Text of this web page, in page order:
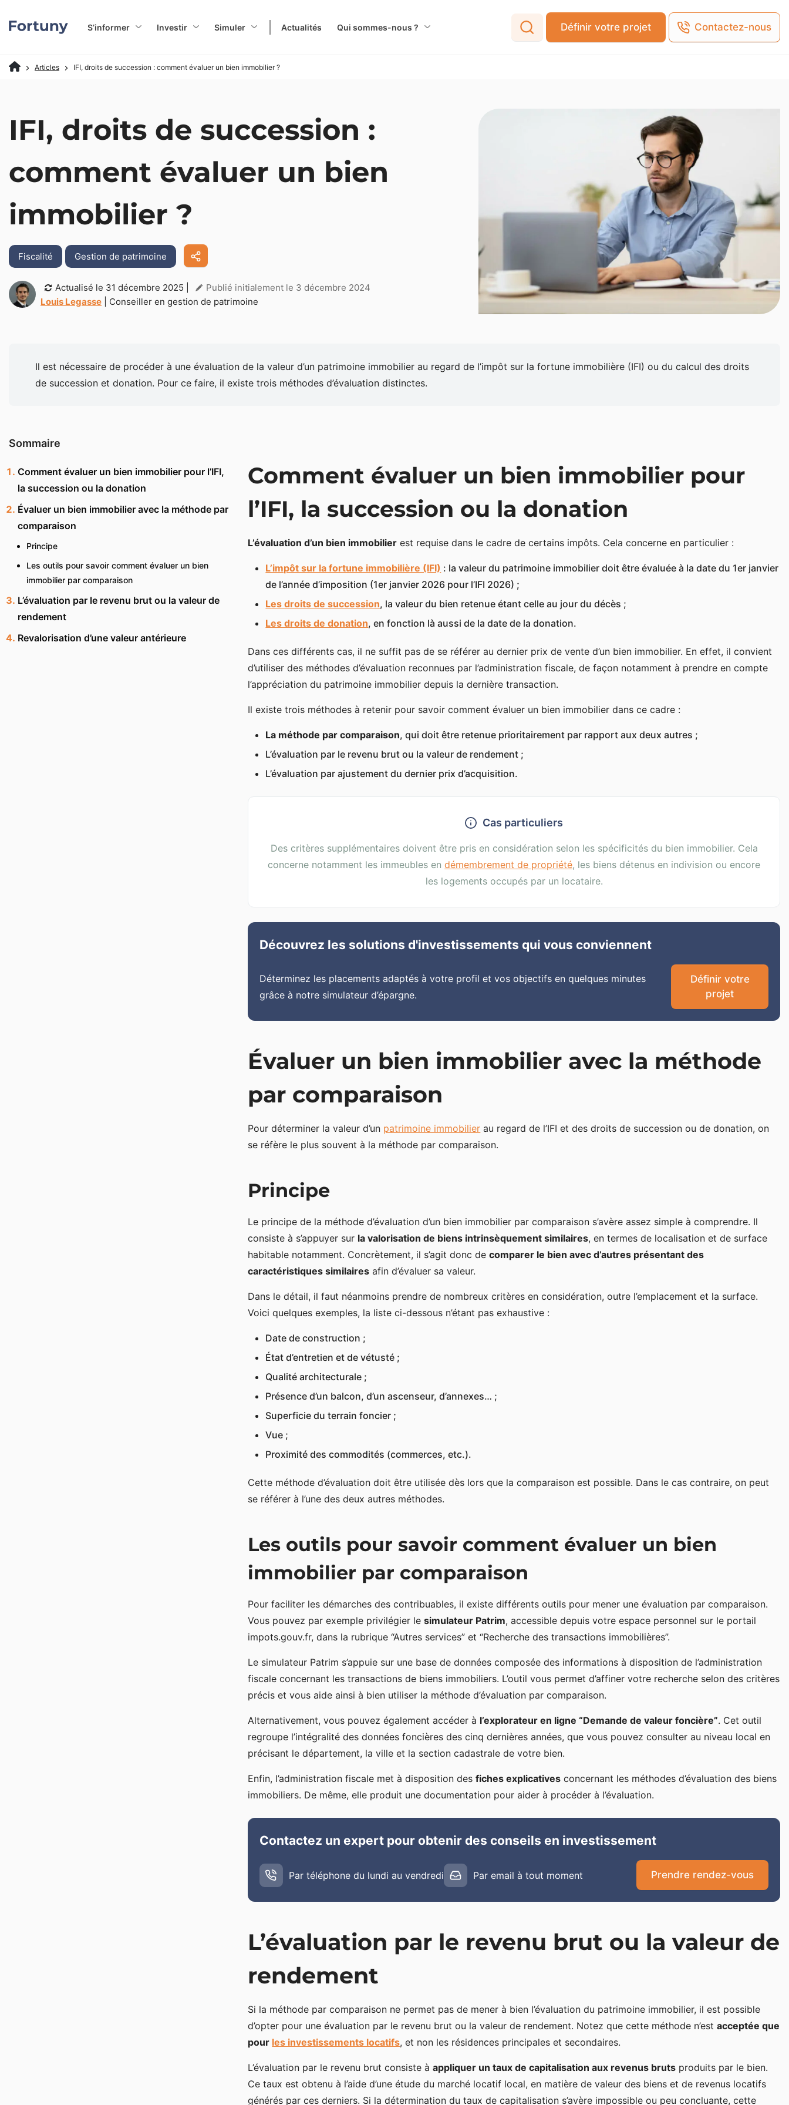
S’informer Investir Simuler Actualités Qui sommes-nous ? Définir votre projet Contactez-nous
Articles IFI, droits de succession : comment évaluer un bien immobilier ?
IFI, droits de succession :
comment évaluer un bien
immobilier ?
Fiscalité Gestion de patrimoine
Actualisé le 31 décembre 2025
Publié initialement le 3 décembre 2024
Louis Legasse
| Conseiller en gestion de patrimoine
Il est nécessaire de procéder à une évaluation de la valeur d’un patrimoine immobilier au regard de l’impôt sur la fortune immobilière (IFI) ou du calcul des droits
de succession et donation. Pour ce faire, il existe trois méthodes d’évaluation distinctes.
Sommaire
Comment évaluer un bien immobilier pour l’IFI,
la succession ou la donation
Évaluer un bien immobilier avec la méthode par
comparaison
Principe
Les outils pour savoir comment évaluer un bien
immobilier par comparaison
L’évaluation par le revenu brut ou la valeur de
rendement
Revalorisation d’une valeur antérieure
Comment évaluer un bien immobilier pour
l’IFI, la succession ou la donation
L’évaluation d’un bien immobilier est requise dans le cadre de certains impôts. Cela concerne en particulier :
L’impôt sur la fortune immobilière (IFI) : la valeur du patrimoine immobilier doit être évaluée à la date du 1er janvier
de l’année d’imposition (1er janvier 2026 pour l’IFI 2026) ;
Les droits de succession, la valeur du bien retenue étant celle au jour du décès ;
Les droits de donation, en fonction là aussi de la date de la donation.
Dans ces différents cas, il ne suffit pas de se référer au dernier prix de vente d’un bien immobilier. En effet, il convient
d’utiliser des méthodes d’évaluation reconnues par l’administration fiscale, de façon notamment à prendre en compte
l’appréciation du patrimoine immobilier depuis la dernière transaction.
Il existe trois méthodes à retenir pour savoir comment évaluer un bien immobilier dans ce cadre :
La méthode par comparaison, qui doit être retenue prioritairement par rapport aux deux autres ;
L’évaluation par le revenu brut ou la valeur de rendement ;
L’évaluation par ajustement du dernier prix d’acquisition.
Cas particuliers
Des critères supplémentaires doivent être pris en considération selon les spécificités du bien immobilier. Cela
concerne notamment les immeubles endémembrement de propriété, les biens détenus en indivision ou encore
les logements occupés par un locataire.
Découvrez les solutions d'investissements qui vous conviennent
Déterminez les placements adaptés à votre profil et vos objectifs en quelques minutes
grâce à notre simulateur d’épargne.
Définir votre
projet
Évaluer un bien immobilier avec la méthode
par comparaison
Pour déterminer la valeur d’un patrimoine immobilier au regard de l’IFI et des droits de succession ou de donation, on
se réfère le plus souvent à la méthode par comparaison.
Principe
Le principe de la méthode d’évaluation d’un bien immobilier par comparaison s’avère assez simple à comprendre. Il
consiste à s’appuyer sur la valorisation de biens intrinsèquement similaires, en termes de localisation et de surface
habitable notamment. Concrètement, il s’agit donc decomparer le bien avec d’autres présentant des
caractéristiques similaires afin d’évaluer sa valeur.
Dans le détail, il faut néanmoins prendre de nombreux critères en considération, outre l’emplacement et la surface.
Voici quelques exemples, la liste ci-dessous n’étant pas exhaustive :
Date de construction ;
État d’entretien et de vétusté ;
Qualité architecturale ;
Présence d’un balcon, d’un ascenseur, d’annexes… ;
Superficie du terrain foncier ;
Vue ;
Proximité des commodités (commerces, etc.).
Cette méthode d’évaluation doit être utilisée dès lors que la comparaison est possible. Dans le cas contraire, on peut
se référer à l’une des deux autres méthodes.
Les outils pour savoir comment évaluer un bien
immobilier par comparaison
Pour faciliter les démarches des contribuables, il existe différents outils pour mener une évaluation par comparaison.
Vous pouvez par exemple privilégier lesimulateur Patrim, accessible depuis votre espace personnel sur le portail
impots.gouv.fr, dans la rubrique “Autres services” et “Recherche des transactions immobilières”.
Le simulateur Patrim s’appuie sur une base de données composée des informations à disposition de l’administration
fiscale concernant les transactions de biens immobiliers. L’outil vous permet d’affiner votre recherche selon des critères
précis et vous aide ainsi à bien utiliser la méthode d’évaluation par comparaison.
Alternativement, vous pouvez également accéder à l’explorateur en ligne “Demande de valeur foncière”. Cet outil
regroupe l’intégralité des données foncières des cinq dernières années, que vous pouvez consulter au niveau local en
précisant le département, la ville et la section cadastrale de votre bien.
Enfin, l’administration fiscale met à disposition desfiches explicatives concernant les méthodes d’évaluation des biens
immobiliers. De même, elle produit une documentation pour aider à procéder à l’évaluation.
Contactez un expert pour obtenir des conseils en investissement
Par téléphone du lundi au vendredi Par email à tout moment Prendre rendez-vous
L’évaluation par le revenu brut ou la valeur de
rendement
Si la méthode par comparaison ne permet pas de mener à bien l’évaluation du patrimoine immobilier, il est possible
d’opter pour une évaluation par le revenu brut ou la valeur de rendement. Notez que cette méthode n’estacceptée que
pour les investissements locatifs, et non les résidences principales et secondaires.
L’évaluation par le revenu brut consiste àappliquer un taux de capitalisation aux revenus bruts produits par le bien.
Ce taux est obtenu à l’aide d’une étude du marché locatif local, en matière de valeur des biens et de revenus locatifs
générés par ces derniers. Si la détermination du taux de capitalisation s’avère impossible ou peu concluante, cette